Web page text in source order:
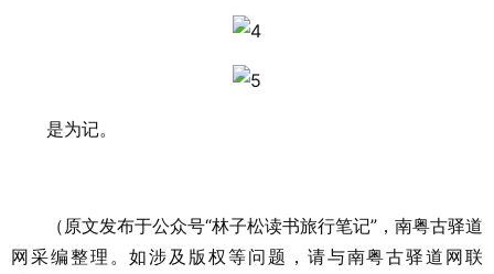
是为记。
（原文发布于公众号“林子松读书旅行笔记”，南粤古驿道
网采编整理。如涉及版权等问题，请与南粤古驿道网联